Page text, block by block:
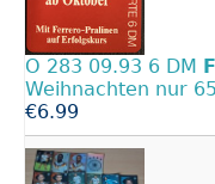
O 283 09.93 6 DM
Weihnachten nur
€6.99